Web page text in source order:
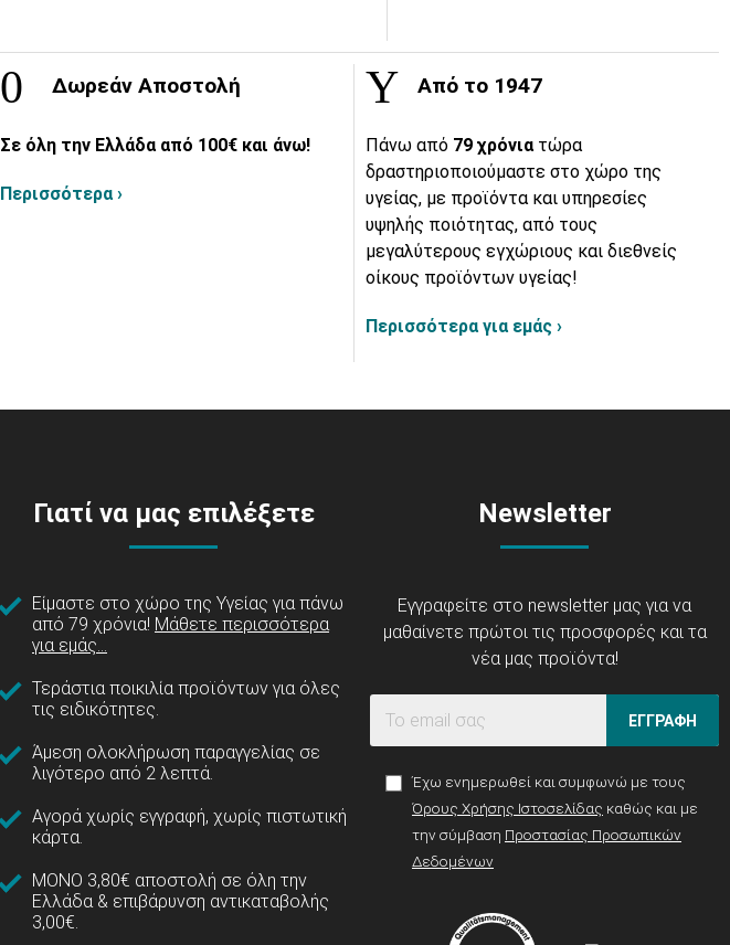
Δωρεάν Αποστολή
Σε όλη την Ελλάδα από 100€ και άνω!
Περισσότερα ›
Από το 1947
Πάνω από 79 χρόνια τώρα
δραστηριοποιούμαστε στο χώρο της
υγείας, με προϊόντα και υπηρεσίες
υψηλής ποιότητας, από τους
μεγαλύτερους εγχώριους και διεθνείς
οίκους προϊόντων υγείας!
Περισσότερα για εμάς ›
Γιατί να μας επιλέξετε
Είμαστε στο χώρο της Υγείας για πάνω
από 79 χρόνια! Μάθετε περισσότερα
για εμάς...
Τεράστια ποικιλία προϊόντων για όλες
τις ειδικότητες.
Άμεση ολοκλήρωση παραγγελίας σε
λιγότερο από 2 λεπτά.
Αγορά χωρίς εγγραφή, χωρίς πιστωτική
κάρτα.
ΜΟΝΟ 3,80€ αποστολή σε όλη την
Ελλάδα & επιβάρυνση αντικαταβολής
3,00€.
Newsletter
Εγγραφείτε στο newsletter μας για να
μαθαίνετε πρώτοι τις προσφορές και τα
νέα μας προϊόντα!
ΕΓΓΡΑΦΗ
Έχω ενημερωθεί και συμφωνώ με τους
Όρους Χρήσης Ιστοσελίδας καθώς και με
την σύμβαση Προστασίας Προσωπικών
Δεδομένων